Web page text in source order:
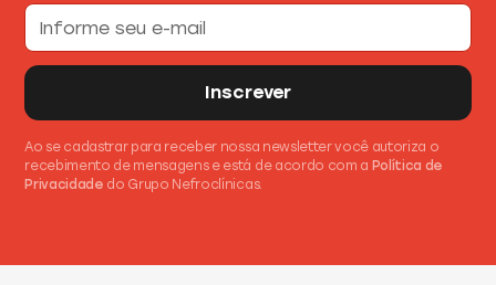
Ao se cadastrar para receber nossa newsletter você autoriza o
recebimento de mensagens e está de acordo com a Política de
Privacidade do Grupo Nefroclínicas.